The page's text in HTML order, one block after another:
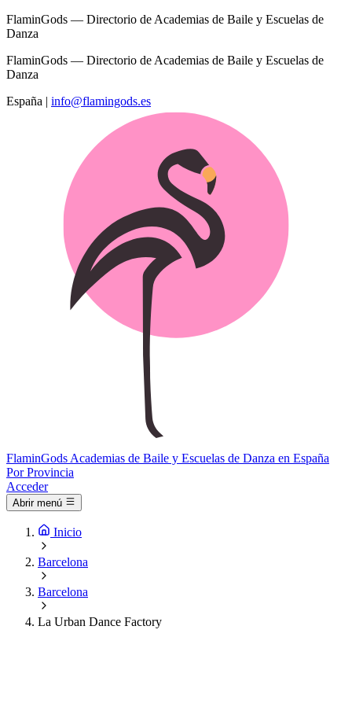
FlaminGods — Directorio de Academias de Baile y Escuelas de
Danza
FlaminGods — Directorio de Academias de Baile y Escuelas de
Danza
España | info@flamingods.es
FlaminGods Academias de Baile y Escuelas de Danza en España
Por Provincia
Acceder
Abrir menú
Inicio
Barcelona
Barcelona
La Urban Dance Factory